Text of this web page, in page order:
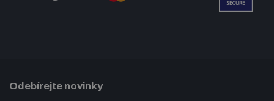
Odebírejte novinky